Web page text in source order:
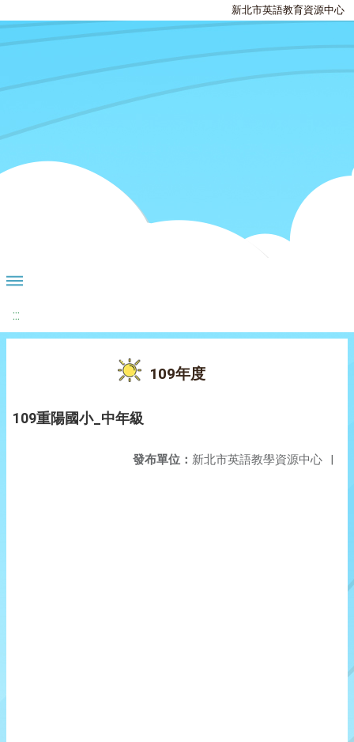
新北市英語教育資源中心
:::
109年度
109重陽國小_中年級
發布單位： 新北市英語教學資源中心 |